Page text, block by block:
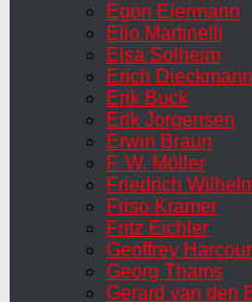
Egon Eiermann
Elio Martinelli
Elsa Solheim
Erich Dieckmann
Erik Buck
Erik Jorgensen
Erwin Braun
F. W. Möller
Friedrich
Friso Kramer
Fritz Eichler
Geoffrey
Georg Thams
Gerard van den